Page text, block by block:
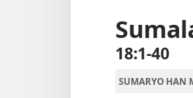
18:1-40
SUMARYO HAN